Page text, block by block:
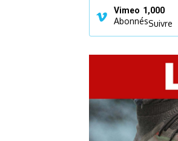
Vimeo 1,000
AbonnésSuivre